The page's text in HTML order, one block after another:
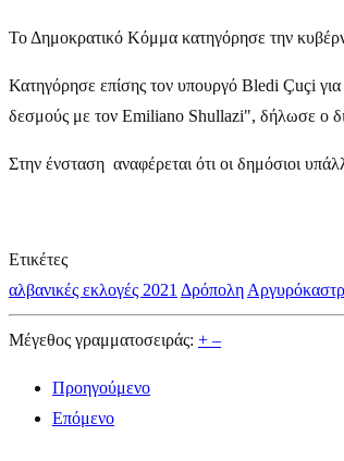
Το Δημοκρατικό Κόμμα κατηγόρησε την
Κατηγόρησε επίσης τον υπουργό Bledi Çuçi
δεσμούς με τον Emiliano Shullazi", δήλωσε ο
Στην ένσταση αναφέρεται ότι οι δημόσιοι
Ετικέτες
αλβανικές εκλογές 2021 Δρόπολη
Μέγεθος γραμματοσειράς: + –
Προηγούμενο
Επόμενο